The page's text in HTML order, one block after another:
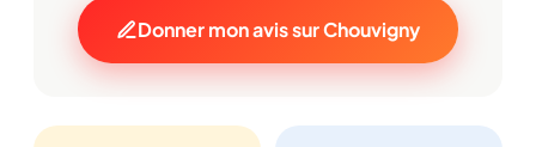
Donner mon avis sur Chouvigny